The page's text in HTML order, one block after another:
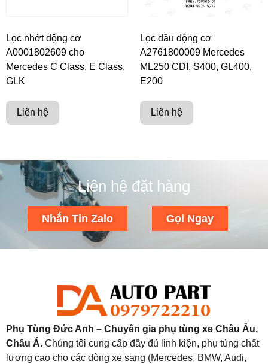
Lọc nhớt động cơ
A0001802609 cho
Mercedes C Class, E Class,
GLK
Liên hệ
Lọc dầu động cơ
A2761800009 Mercedes
ML250 CDI, S400, GL400,
E200
Liên hệ
Liên hệ đặt hàng
Nhắn Tin Zalo Gọi Ngay
Phụ Tùng Đức Anh – Chuyên gia phụ tùng xe Châu Âu,
Châu Á. Chúng tôi cung cấp đầy đủ linh kiện, phụ tùng chất
lượng cao cho các dòng xe sang (Mercedes, BMW, Audi,